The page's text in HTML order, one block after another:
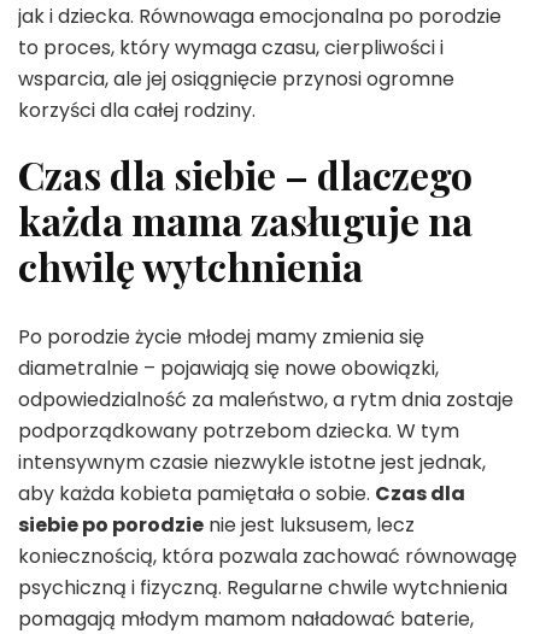
jak i dziecka. Równowaga emocjonalna po porodzie
to proces, który wymaga czasu, cierpliwości i
wsparcia, ale jej osiągnięcie przynosi ogromne
korzyści dla całej rodziny.
Czas dla siebie – dlaczego
każda mama zasługuje na
chwilę wytchnienia
Po porodzie życie młodej mamy zmienia się
diametralnie – pojawiają się nowe obowiązki,
odpowiedzialność za maleństwo, a rytm dnia zostaje
podporządkowany potrzebom dziecka. W tym
intensywnym czasie niezwykle istotne jest jednak,
aby każda kobieta pamiętała o sobie. Czas dla
siebie po porodzie nie jest luksusem, lecz
koniecznością, która pozwala zachować równowagę
psychiczną i fizyczną. Regularne chwile wytchnienia
pomagają młodym mamom naładować baterie,